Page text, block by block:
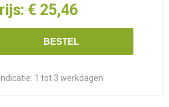
€ 25,46
BESTEL
1 tot 3 werkdagen